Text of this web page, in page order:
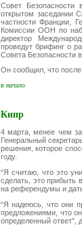
Совет Безопасности
открытом заседании
частности Франции,
Комиссии ООН по
директор
проведут брифинг о
Совета Безопасности
Он сообщил, что после
в начало
Кипр
4 марта, менее чем за
Генеральный
решения, которое
году.
“Я считаю, что это
сделать, это прибыть
на референдумы и
“Я надеюсь, что они
предложениями, что
определенный ответ”,